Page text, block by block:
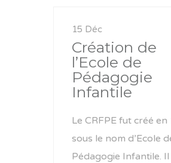
15 Déc
Création de
l’Ecole de
Pédagogie
Infantile
Le CRFPE fut créé en
sous le nom d’Ecole
Pédagogie Infantile. Il